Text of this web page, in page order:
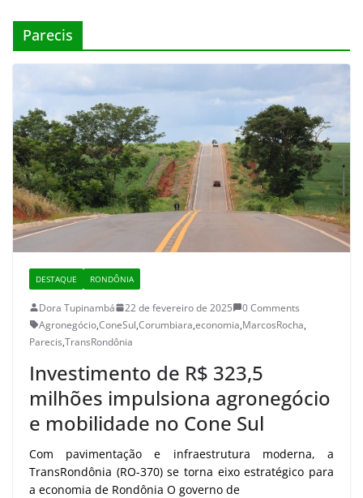
Parecis
DESTAQUE RONDÔNIA
Dora Tupinambá 22 de fevereiro de 2025
0 Comments
Agronegócio,ConeSul,Corumbiara,economia,MarcosRocha,
Parecis,TransRondônia
Investimento de R$ 323,5
milhões impulsiona agronegócio
e mobilidade no Cone Sul
Com pavimentação e infraestrutura moderna, a
TransRondônia (RO-370) se torna eixo estratégico para
a economia de Rondônia O governo de